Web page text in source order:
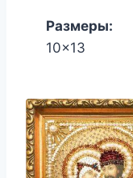
Размеры:
10x13